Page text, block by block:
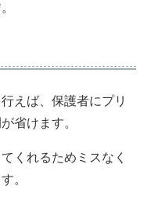
えば、保護者にプリ
省けます。
くれるためミスなく
。